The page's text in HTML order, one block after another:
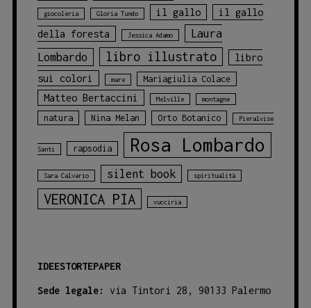
giocoleria Gloria Tundo il gallo
il gallo
della foresta
Jessica Adamo
Laura
Lombardo
libro illustrato
libro
sui colori
mare Mariagiulia Colace
Matteo Bertaccini Melville montagne
natura Nina Melan Orto Botanico Pieralvise
Santi rapsodia Rosa Lombardo
Sara Calvario silent book spiritualità
VERONICA PIA vucciria
IDEESTORTEPAPER
Sede legale: via Tintori 28, 90133 Palermo